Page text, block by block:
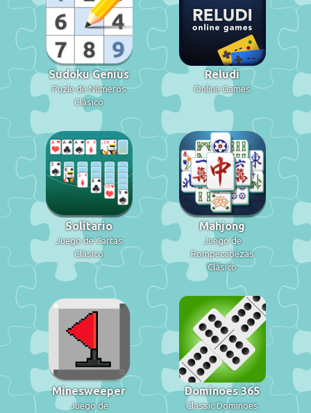
Sudoku Genius
Puzle de Números
Clásico
Reludi
Online Games
Solitario
Juego de Cartas
Clásico
Mahjong
Juego de
Rompecabezas
Clásico
Minesweeper
Juego de
Dominoes 365
Classic Dominoes